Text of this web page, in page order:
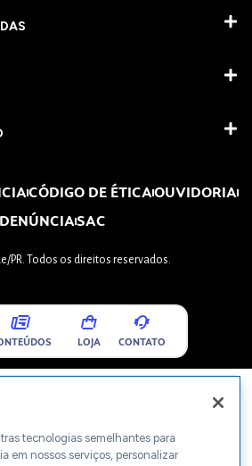
CÓDIGO DE ÉTICAOUVIDORIA
DENÚNCIASAC
PR. Todos os direitos reservados.
LOJA CONTATO
tecnologias semelhantes para
em nossos serviços, personalizar